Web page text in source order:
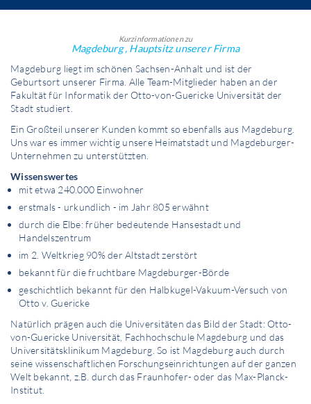
Kurzinformationen zu
Magdeburg , Hauptsitz unserer Firma
Magdeburg liegt im schönen Sachsen-Anhalt und ist der
Geburtsort unserer Firma. Alle Team-Mitglieder haben an der
Fakultät für Informatik der Otto-von-Guericke Universität der
Stadt studiert.
Ein Großteil unserer Kunden kommt so ebenfalls aus Magdeburg.
Uns war es immer wichtig unsere Heimatstadt und Magdeburger-
Unternehmen zu unterstützten.
Wissenswertes
mit etwa 240.000 Einwohner
erstmals - urkundlich - im Jahr 805 erwähnt
durch die Elbe: früher bedeutende Hansestadt und
Handelszentrum
im 2. Weltkrieg 90% der Altstadt zerstört
bekannt für die fruchtbare Magdeburger-Börde
geschichtlich bekannt für den Halbkugel-Vakuum-Versuch von
Otto v. Guericke
Natürlich prägen auch die Universitäten das Bild der Stadt: Otto-
von-Guericke Universität, Fachhochschule Magdeburg und das
Universitätsklinikum Magdeburg. So ist Magdeburg auch durch
seine wissenschaftlichen Forschungseinrichtungen auf der ganzen
Welt bekannt, z.B. durch das Fraunhofer- oder das Max-Planck-
Institut.